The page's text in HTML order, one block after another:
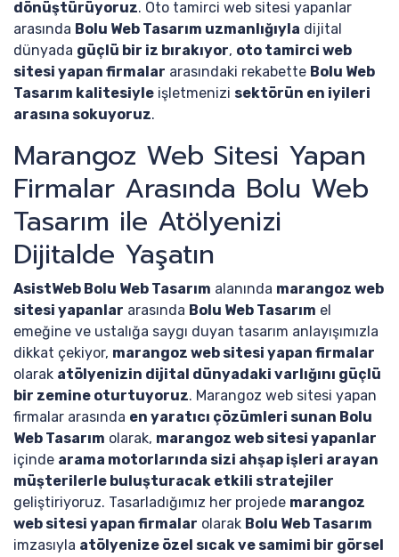
dönüştürüyoruz. Oto tamirci web sitesi yapanlar
arasında Bolu Web Tasarım uzmanlığıyla dijital
dünyada güçlü bir iz bırakıyor, oto tamirci web
sitesi yapan firmalar arasındaki rekabette Bolu Web
Tasarım kalitesiyle işletmenizi sektörün en iyileri
arasına sokuyoruz.
Marangoz Web Sitesi Yapan
Firmalar Arasında Bolu Web
Tasarım ile Atölyenizi
Dijitalde Yaşatın
AsistWeb Bolu Web Tasarım alanında marangoz web
sitesi yapanlar arasında Bolu Web Tasarım el
emeğine ve ustalığa saygı duyan tasarım anlayışımızla
dikkat çekiyor, marangoz web sitesi yapan firmalar
olarak atölyenizin dijital dünyadaki varlığını güçlü
bir zemine oturtuyoruz. Marangoz web sitesi yapan
firmalar arasında en yaratıcı çözümleri sunan Bolu
Web Tasarım olarak, marangoz web sitesi yapanlar
içinde arama motorlarında sizi ahşap işleri arayan
müşterilerle buluşturacak etkili stratejiler
geliştiriyoruz. Tasarladığımız her projede marangoz
web sitesi yapan firmalar olarak Bolu Web Tasarım
imzasıyla atölyenize özel sıcak ve samimi bir görsel